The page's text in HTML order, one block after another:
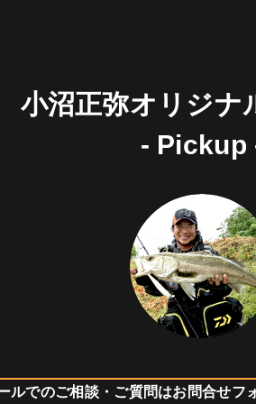
小沼正弥オリジナ
- Pickup
ルでのご相談・ご質問はお問合せフ